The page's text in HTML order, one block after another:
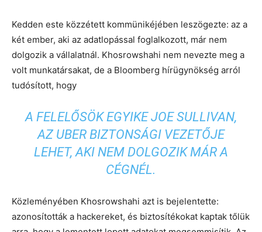
Kedden este közzétett kommünikéjében leszögezte: az a
két ember, aki az adatlopással foglalkozott, már nem
dolgozik a vállalatnál. Khosrowshahi nem nevezte meg a
volt munkatársakat, de a Bloomberg hírügynökség arról
tudósított, hogy
A FELELŐSÖK EGYIKE JOE SULLIVAN,
AZ UBER BIZTONSÁGI VEZETŐJE
LEHET, AKI NEM DOLGOZIK MÁR A
CÉGNÉL.
Közleményében Khosrowshahi azt is bejelentette:
azonosították a hackereket, és biztosítékokat kaptak tőlük